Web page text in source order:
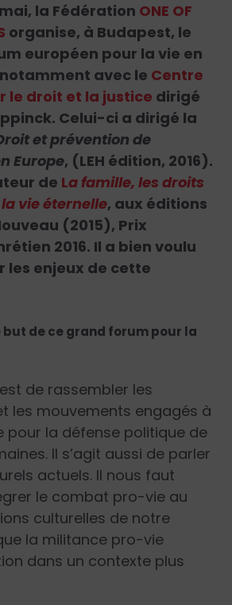
la Fédération ONE OF
organise, à Budapest, le
européen pour la vie en
avec le Centre
le droit et la justice dirigé
Celui-ci a dirigé la
et prévention de
Europe, (LEH édition, 2016).
de La famille, les droits
vie éternelle, aux éditions
(2015), Prix
2016. Il a bien voulu
les enjeux de cette
but de ce grand forum pour la
de rassembler les
les mouvements engagés à
pour la défense politique de
Il s’agit aussi de parler
actuels. Il nous faut
le combat pro-vie au
culturelles de notre
la militance pro-vie
dans un contexte plus